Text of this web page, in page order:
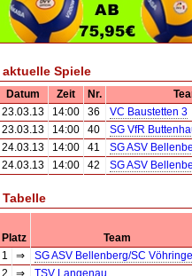
aktuelle Spiele
Datum Zeit Nr.
23.03.13
14:00 36
VC Baustetten 3
23.03.13
14:00 40
SG VfR
24.03.13
14:00 41
SG ASV
24.03.13
14:00 42 SG ASV
Tabelle
Platz
Team
1
⇒
SG ASV Bellenberg/SC
2
⇒
TSV Langenau